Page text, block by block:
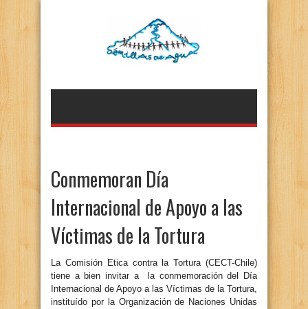
Conmemoran Día
Internacional de Apoyo a las
Víctimas de la Tortura
La Comisión Etica contra la Tortura (CECT-Chile)
tiene a bien invitar a la conmemoración del Día
Internacional de Apoyo a las Víctimas de la Tortura,
instituído por la Organización de Naciones Unidas